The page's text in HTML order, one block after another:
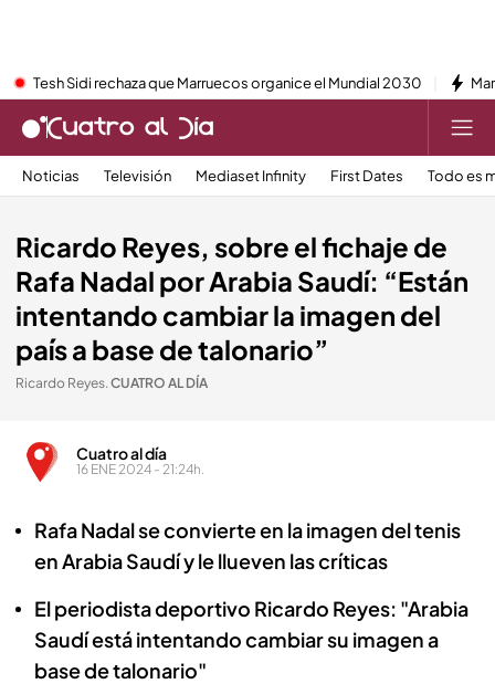
Tesh Sidi rechaza que Marruecos organice el Mundial 2030
Noticias Televisión Mediaset Infinity First Dates Todo es
Ricardo Reyes, sobre el fichaje de
Rafa Nadal por Arabia Saudí: “Están
intentando cambiar la imagen del
país a base de talonario”
Ricardo Reyes.CUATRO AL DÍA
Cuatro al día
16 ENE 2024 - 21:24h.
Rafa Nadal se convierte en la imagen del tenis
en Arabia Saudí y le llueven las críticas
El periodista deportivo Ricardo Reyes: "Arabia
Saudí está intentando cambiar su imagen a
base de talonario"